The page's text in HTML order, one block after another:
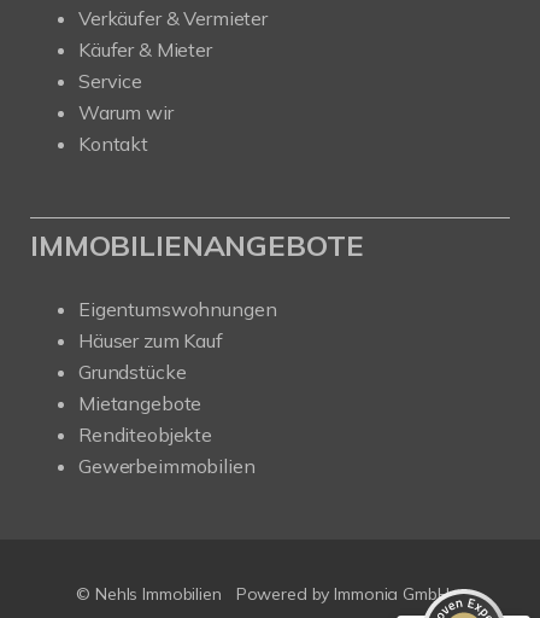
Verkäufer & Vermieter
Käufer & Mieter
Service
Warum wir
Kontakt
IMMOBILIENANGEBOTE
Eigentumswohnungen
Häuser zum Kauf
Grundstücke
Mietangebote
Renditeobjekte
Gewerbeimmobilien
© Nehls Immobilien Powered by Immonia GmbHProvenExpert.com
4,91 / 5,00